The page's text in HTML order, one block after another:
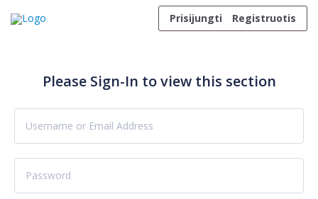
Prisijungti
Registruotis
Please Sign-In to view this section